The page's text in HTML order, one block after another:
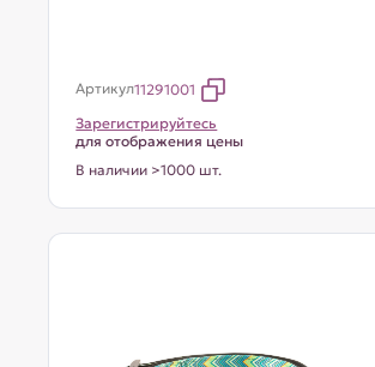
Артикул11291001
Зарегистрируйтесь
для отображения цены
В наличии >1000 шт.